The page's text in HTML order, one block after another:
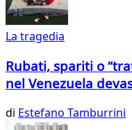
La tragedia
Rubati, spariti o
nel Venezuela
di Estefano Tamburrini